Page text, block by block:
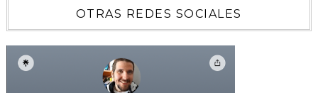
OTRAS REDES SOCIALES